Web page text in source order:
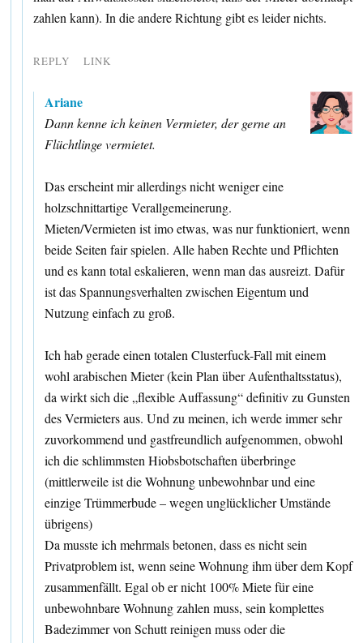
zahlen kann). In die andere Richtung gibt es leider nichts.
REPLY LINK
Ariane
Dann kenne ich keinen Vermieter, der gerne an
Flüchtlinge vermietet.
Das erscheint mir allerdings nicht weniger eine
holzschnittartige Verallgemeinerung.
Mieten/Vermieten ist imo etwas, was nur funktioniert, wenn
beide Seiten fair spielen. Alle haben Rechte und Pflichten
und es kann total eskalieren, wenn man das ausreizt. Dafür
ist das Spannungsverhalten zwischen Eigentum und
Nutzung einfach zu groß.
Ich hab gerade einen totalen Clusterfuck-Fall mit einem
wohl arabischen Mieter (kein Plan über Aufenthaltsstatus),
da wirkt sich die „flexible Auffassung“ definitiv zu Gunsten
des Vermieters aus. Und zu meinen, ich werde immer sehr
zuvorkommend und gastfreundlich aufgenommen, obwohl
ich die schlimmsten Hiobsbotschaften überbringe
(mittlerweile ist die Wohnung unbewohnbar und eine
einzige Trümmerbude – wegen unglücklicher Umstände
übrigens)
Da musste ich mehrmals betonen, dass es nicht sein
Privatproblem ist, wenn seine Wohnung ihm über dem Kopf
zusammenfällt. Egal ob er nicht 100% Miete für eine
unbewohnbare Wohnung zahlen muss, sein komplettes
Badezimmer von Schutt reinigen muss oder die